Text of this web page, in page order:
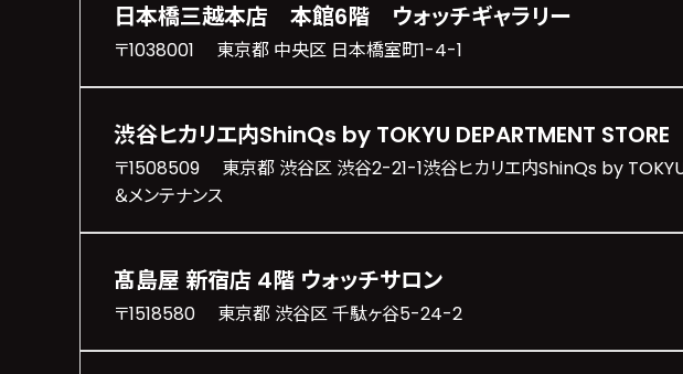
日本橋三越本店 本館6階 ウォッチギャラリー
〒1038001 東京都 中央区 日本橋室町1-4-1
渋谷ヒカリエ内ShinQs by TOKYU DEPARTMENT STORE
〒1508509 東京都 渋谷区 渋谷2-21-1渋谷ヒカリエ内ShinQs by
＆メンテナンス
髙島屋 新宿店 4階 ウォッチサロン
〒1518580 東京都 渋谷区 千駄ヶ谷5-24-2